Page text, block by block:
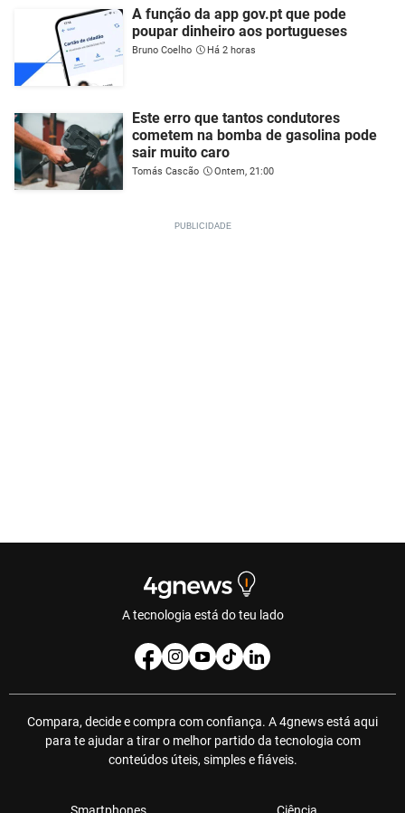
A função da app gov.pt que pode
poupar dinheiro aos portugueses
Bruno Coelho Há 2 horas
Este erro que tantos condutores
cometem na bomba de gasolina pode
sair muito caro
Tomás Cascão Ontem, 21:00
A tecnologia está do teu lado
Compara, decide e compra com confiança. A 4gnews está aqui
para te ajudar a tirar o melhor partido da tecnologia com
conteúdos úteis, simples e fiáveis.
Smartphones Ciência